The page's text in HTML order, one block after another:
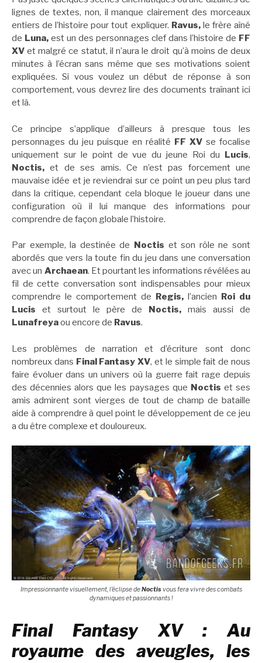
lignes de textes, non, il manque clairement des morceaux
entiers de l’histoire pour tout expliquer. Ravus,le frère aîné
de Luna, est un des personnages clef dans l’histoire de FF
XV et malgré ce statut, il n’aura le droit qu’à moins de deux
minutes à l’écran sans même que ses motivations soient
expliquées. Si vous voulez un début de réponse à son
comportement, vous devrez lire des documents traînant ici
et là.
Ce principe s’applique d’ailleurs à presque tous les
personnages du jeu puisque en réalité FF XV se focalise
uniquement sur le point de vue du jeune Roi du Lucis,
Noctis, et de ses amis. Ce n’est pas forcement une
mauvaise idée et je reviendrai sur ce point un peu plus tard
dans la critique, cependant cela bloque le joueur dans une
configuration où il lui manque des informations pour
comprendre de façon globale l’histoire.
Par exemple, la destinée de Noctis et son rôle ne sont
abordés que vers la toute fin du jeu dans une conversation
avec un Archaean. Et pourtant les informations révélées au
fil de cette conversation sont indispensables pour mieux
comprendre le comportement de
Regis, l’ancien
Roi du
Lucis et surtout le père de Noctis, mais aussi de
Lunafreyaou encore de Ravus.
Les problèmes de narration et d’écriture sont donc
nombreux dans Final Fantasy XV, et le simple fait de nous
faire évoluer dans un univers où la guerre fait rage depuis
des décennies alors que les paysages que Noctis et ses
amis admirent sont vierges de tout de champ de bataille
aide à comprendre à quel point le développement de ce jeu
a du être complexe et douloureux.
Impressionnante visuellement, l’éclipse deNoctisvous fera vivre des combats
dynamiques et passionnants !
Final Fantasy XV : Au
royaume des aveugles, les